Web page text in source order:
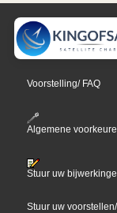
Voorstelling/ FAQ
Algemene
Stuur uw
Stuur uw